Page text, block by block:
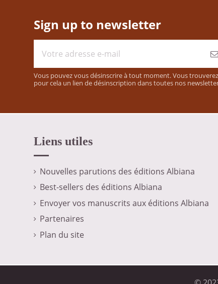
Sign up to newsletter
Vous pouvez vous désinscrire à tout moment. Vous trouverez
pour cela un lien de désinscription dans toutes nos
Liens utiles
Nouvelles parutions des éditions Albiana
Best-sellers des éditions Albiana
Envoyer vos manuscrits aux éditions Albiana
Partenaires
Plan du site